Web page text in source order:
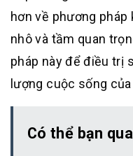
hơn về phương
nhô và tầm quan
pháp này để điều trị
lượng cuộc sống của
Có thể bạn